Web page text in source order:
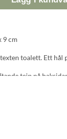
9 cm
toalett. Ett hål
tejp på